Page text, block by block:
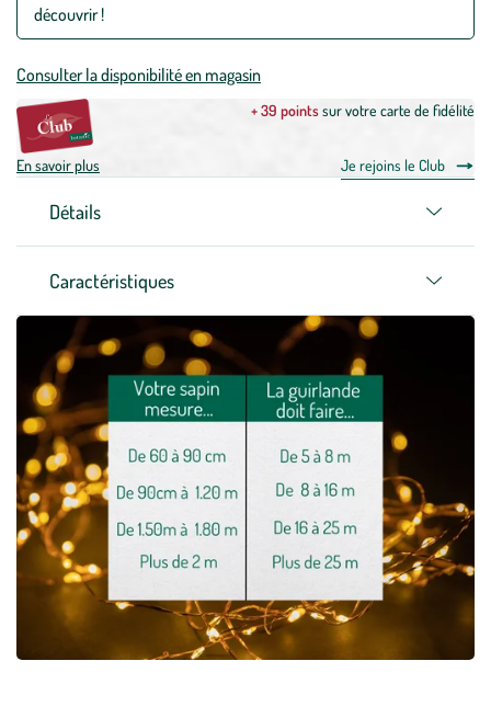
découvrir !
Consulter la disponibilité en magasin
+ 39 pointssur votre carte de fidélité
En savoir plus Je rejoins le Club
Détails
Caractéristiques